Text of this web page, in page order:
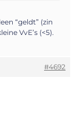
“geldt” (zin
VvE’s (<5).
#4692